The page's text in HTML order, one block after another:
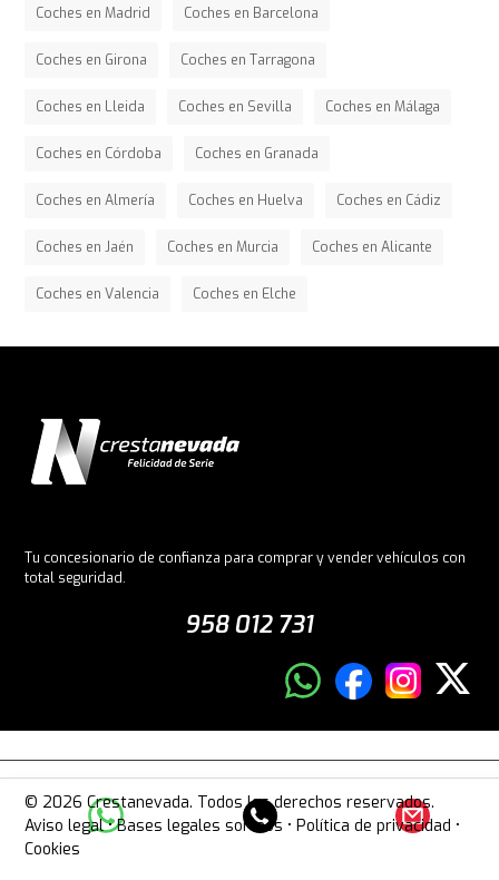
Coches en Madrid Coches en Barcelona
Coches en Girona Coches en Tarragona
Coches en Lleida Coches en Sevilla Coches en Málaga
Coches en Córdoba Coches en Granada
Coches en Almería Coches en Huelva Coches en Cádiz
Coches en Jaén Coches en Murcia Coches en Alicante
Coches en Valencia Coches en Elche
Tu concesionario de confianza para comprar y vender vehículos con
total seguridad.
958 012 731
© 2026 Crestanevada. Todos los derechos reservados.
Aviso legal•Bases legales sorteos •Política de privacidad •
Cookies